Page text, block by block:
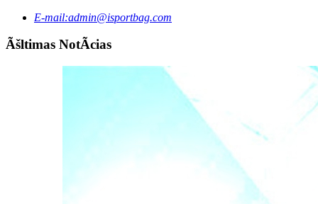
E-mail:admin@isportbag.com
Ãšltimas NotÃ­cias